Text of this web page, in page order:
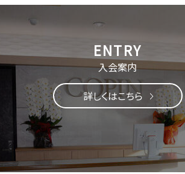
入会案内
詳しくはこちら